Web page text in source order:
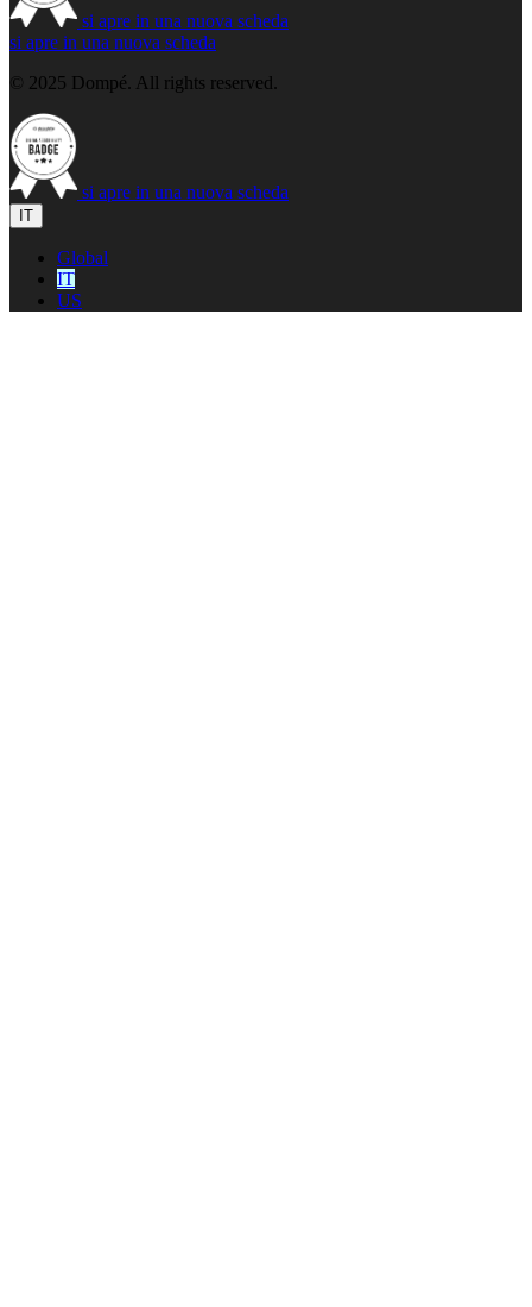
si apre in una nuova scheda
si apre in una nuova scheda
© 2025 Dompé. All rights reserved.
si apre in una nuova scheda
IT
Global
IT
US